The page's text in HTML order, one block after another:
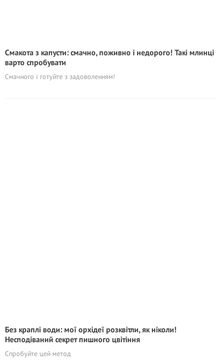
Смакота з капусти: смачно, поживно і недорого! Такі млинці
варто спробувати
Смачного і готуйте з задоволенням!
Без краплі води: мої орхідеї розквітли, як ніколи!
Несподіваний секрет пишного цвітіння
Спробуйте цей метод